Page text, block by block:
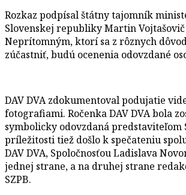
Rozkaz podpísal štátny tajomník
Slovenskej republiky Martin
Neprítomným, ktorí sa z rôznych
zúčastniť, budú ocenenia odovzdané
DAV DVA zdokumentoval podujatie
fotografiami. Ročenka DAV DVA bola
symbolicky odovzdaná predstaviteľom
príležitosti tiež došlo k spečateniu
DAV DVA, Spoločnosťou Ladislava
jednej strane, a na druhej strane
SZPB.